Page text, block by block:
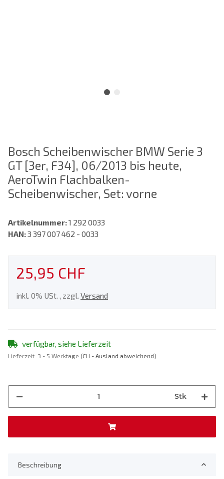
Bosch Scheibenwischer BMW Serie 3
GT [3er, F34], 06/2013 bis heute,
AeroTwin Flachbalken-
Scheibenwischer, Set: vorne
Artikelnummer:1 292 0033
HAN:3 397 007 462 - 0033
25,95 CHF
inkl. 0% USt. , zzgl. Versand
verfügbar, siehe Lieferzeit
Lieferzeit: 3 - 5 Werktage (CH - Ausland abweichend)
Stk
Beschreibung